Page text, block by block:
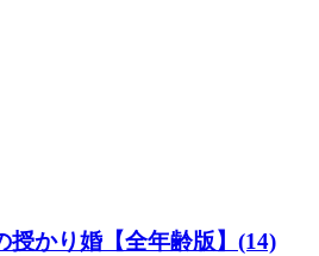
授かり婚【全年齢版】(14)